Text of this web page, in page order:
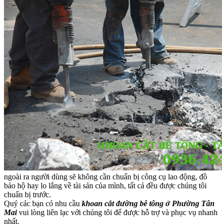
ngoài ra người dùng sẽ không cần chuẩn bị công cụ lao động, đồ
bảo hộ hay lo lắng về tài sản của mình, tất cả đều được chúng tôi
chuẩn bị trước.
Quý các bạn có nhu cầu khoan cắt đường bê tông ở Phường Tân
Maivui lòng liên lạc với chúng tôi để được hỗ trợ và phục vụ nhanh
nhất.